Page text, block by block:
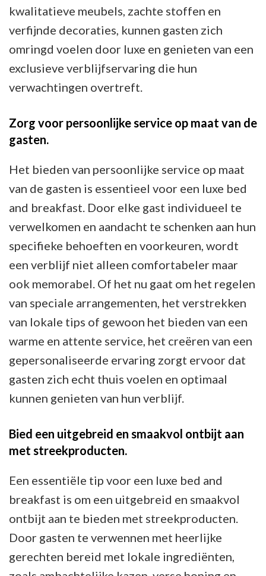
kwalitatieve meubels, zachte stoffen en
verfijnde decoraties, kunnen gasten zich
omringd voelen door luxe en genieten van een
exclusieve verblijfservaring die hun
verwachtingen overtreft.
Zorg voor persoonlijke service op maat van de
gasten.
Het bieden van persoonlijke service op maat
van de gasten is essentieel voor een luxe bed
and breakfast. Door elke gast individueel te
verwelkomen en aandacht te schenken aan hun
specifieke behoeften en voorkeuren, wordt
een verblijf niet alleen comfortabeler maar
ook memorabel. Of het nu gaat om het regelen
van speciale arrangementen, het verstrekken
van lokale tips of gewoon het bieden van een
warme en attente service, het creëren van een
gepersonaliseerde ervaring zorgt ervoor dat
gasten zich echt thuis voelen en optimaal
kunnen genieten van hun verblijf.
Bied een uitgebreid en smaakvol ontbijt aan
met streekproducten.
Een essentiële tip voor een luxe bed and
breakfast is om een uitgebreid en smaakvol
ontbijt aan te bieden met streekproducten.
Door gasten te verwennen met heerlijke
gerechten bereid met lokale ingrediënten,